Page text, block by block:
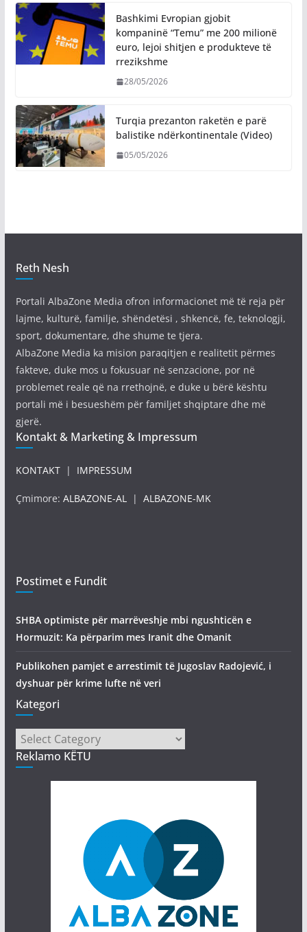
Bashkimi Evropian gjobit
kompaninë “Temu” me 200 milionë
euro, lejoi shitjen e produkteve të
rrezikshme
28/05/2026
Turqia prezanton raketën e parë
balistike ndërkontinentale (Video)
05/05/2026
Reth Nesh
Portali AlbaZone Media ofron informacionet më të reja për
lajme, kulturë, familje, shëndetësi , shkencë, fe, teknologji,
sport, dokumentare, dhe shume te tjera.
AlbaZone Media ka mision paraqitjen e realitetit përmes
fakteve, duke mos u fokusuar në senzacione, por në
problemet reale që na rrethojnë, e duke u bërë kështu
portali më i besueshëm për familjet shqiptare dhe më
gjerë.
Kontakt & Marketing & Impressum
KONTAKT| IMPRESSUM
Çmimore: ALBAZONE-AL| ALBAZONE-MK
Postimet e Fundit
SHBA optimiste për marrëveshje mbi ngushticën e
Hormuzit: Ka përparim mes Iranit dhe Omanit
Publikohen pamjet e arrestimit të Jugoslav Radojević, i
dyshuar për krime lufte në veri
Kategori
Kategori
Reklamo KËTU